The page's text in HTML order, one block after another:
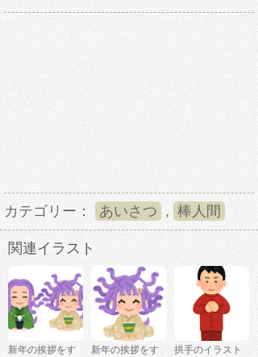
カテゴリー： あいさつ , 棒人間
関連イラスト
新年の挨拶をす
新年の挨拶をす
拱手のイラスト